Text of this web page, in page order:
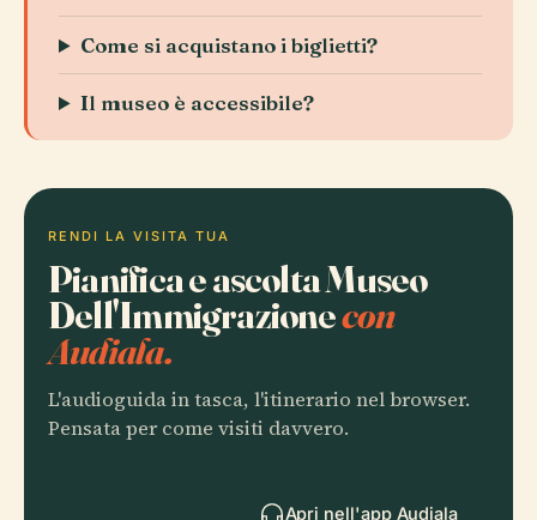
Come si acquistano i biglietti?
Il museo è accessibile?
RENDI LA VISITA TUA
Pianifica e ascolta Museo
Dell'Immigrazionecon
Audiala.
L'audioguida in tasca, l'itinerario nel browser.
Pensata per come visiti davvero.
Apri nell'app Audiala